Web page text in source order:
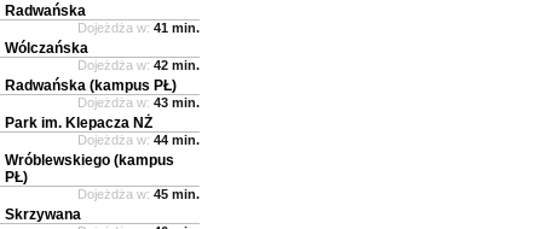
Radwańska
Dojeżdża w: 41 min.
Wólczańska
Dojeżdża w: 42 min.
Radwańska (kampus PŁ)
Dojeżdża w: 43 min.
Park im. Klepacza NŻ
Dojeżdża w: 44 min.
Wróblewskiego (kampus
PŁ)
Dojeżdża w: 45 min.
Skrzywana